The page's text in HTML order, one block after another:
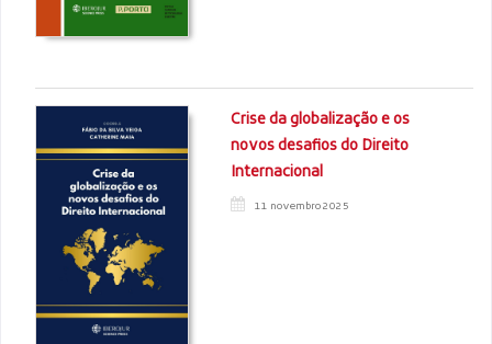
Crise da globalização e os
novos desafios do Direito
Internacional
11 novembro 2025